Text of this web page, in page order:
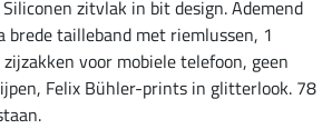
zitvlak in bit design. Ademend
brede tailleband met riemlussen, 1
voor mobiele telefoon, geen
Felix Bühler-prints in glitterlook. 78